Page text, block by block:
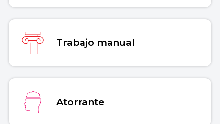
Trabajo manual
Atorrante